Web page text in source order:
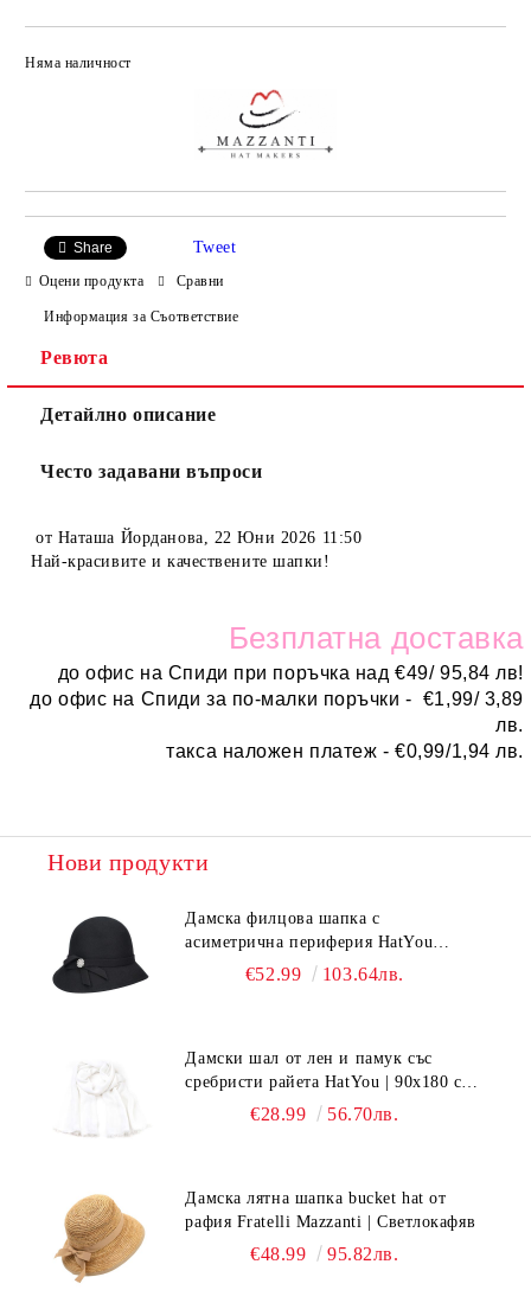
Няма наличност
Share Tweet
Оцени продукта Сравни
Информация за Съответствие
Ревюта
Детайлно описание
Често задавани въпроси
от Наташа Йорданова, 22 Юни 2026 11:50
Най-красивите и качествените шапки!
Безплатна доставка
до офис на Спиди при поръчка над€49/ 95,84 лв!
до офис на Спиди за по-малки поръчки - €1,99/ 3,89
лв.
такса наложен платеж -€0,99/1,94 лв.
Нови продукти
Дамска филцова шапка с
асиметрична периферия HatYou
CF0376 | Черен
€52.99 103.64лв.
Дамски шал от лен и памук със
сребристи райета HatYou | 90x180 см |
€28.99 56.70лв.
Дамска лятна шапка bucket hat от
рафия Fratelli Mazzanti | Светлокафяв
€48.99 95.82лв.